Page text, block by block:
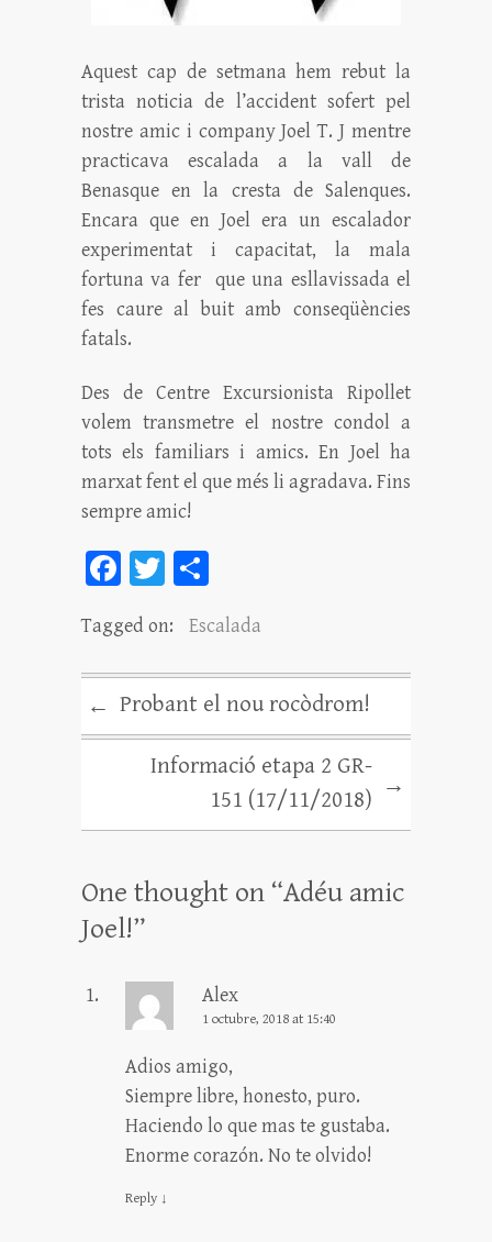
Aquest cap de setmana hem rebut la
trista noticia de l’accident sofert pel
nostre amic i company Joel T. J mentre
practicava escalada a la vall de
Benasque en la cresta de Salenques.
Encara que en Joel era un escalador
experimentat i capacitat, la mala
fortuna va fer que una esllavissada el
fes caure al buit amb conseqüències
fatals.
Des de Centre Excursionista Ripollet
volem transmetre el nostre condol a
tots els familiars i amics. En Joel ha
marxat fent el que més li agradava. Fins
sempre amic!
Fa
bo
ok
T
tt
er
m
pa
rt
ei
x
Tagged on: Escalada
← Probant el nou rocòdrom!
Informació etapa 2 GR-
151 (17/11/2018)
→
One thought on “Adéu amic
Joel!”
Alex
1 octubre, 2018 at 15:40
Adios amigo,
Siempre libre, honesto, puro.
Haciendo lo que mas te gustaba.
Enorme corazón. No te olvido!
Reply ↓